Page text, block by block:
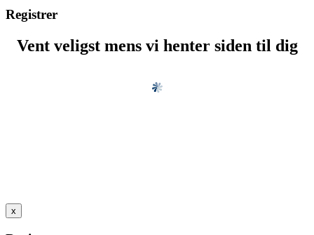
Registrer
Vent veligst mens vi henter siden til dig
x